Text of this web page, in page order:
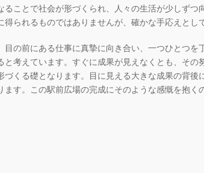
ることで社会が形づくられ、人々の生活が少しずつ
得られるものではありませんが、確かな手応えとし
目の前にある仕事に真摯に向き合い、一つひとつを
と考えています。すぐに成果が見えなくとも、その
づくる礎となります。目に見える大きな成果の背後
ます。この駅前広場の完成にそのような感慨を抱く